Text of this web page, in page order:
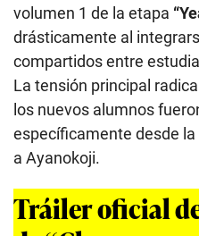
volumen 1 de la etapa
drásticamente al
compartidos entre
La tensión principal
los nuevos alumnos
específicamente desde la
a Ayanokoji.
Tráiler oficial